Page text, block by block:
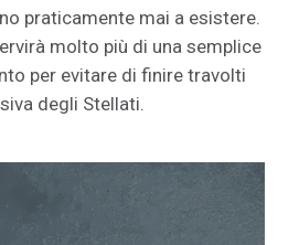
praticamente mai a esistere.
molto più di una semplice
per evitare di finire travolti
degli Stellati.